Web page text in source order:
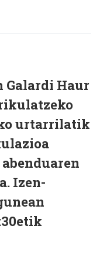
Galardi Haur
urtarrilatik
Izen-